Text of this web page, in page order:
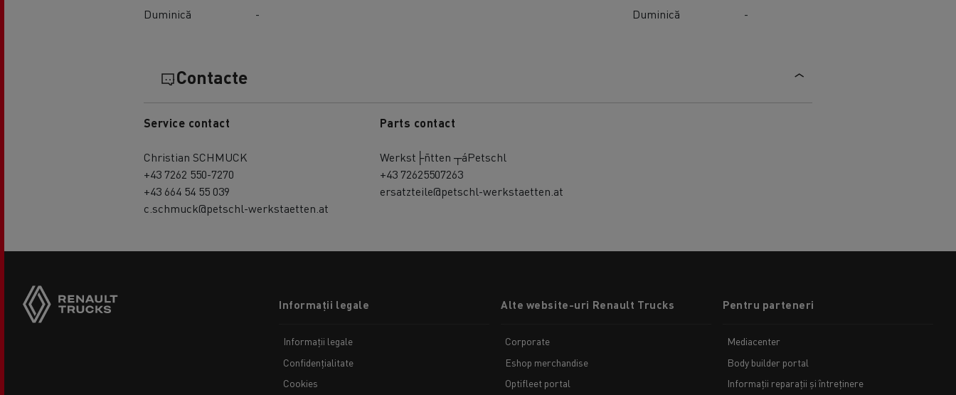
Duminică
-
Duminică
-
Contacte
Service contact
Christian SCHMUCK
+43 7262 550-7270
+43 664 54 55 039
c.schmuck@petschl-werkstaetten.at
Parts contact
Werkst├ñtten ┬áPetschl
+43 72625507263
ersatzteile@petschl-werkstaetten.at
menuInformații legale
Informații legale
Confidențialitate
Cookies
Alte website-uri Renault Trucks
Corporate
Eshop merchandise
Optifleet portal
Pentru parteneri
Mediacenter
Body builder portal
Informații reparații și întreținere